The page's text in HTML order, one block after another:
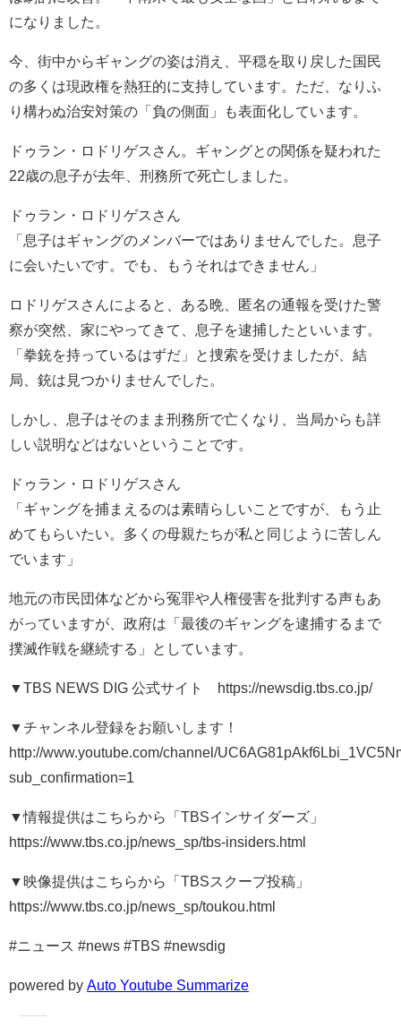
になりました。
今、街中からギャングの姿は消え、平穏を取り戻した国民
の多くは現政権を熱狂的に支持しています。ただ、なりふ
り構わぬ治安対策の「負の側面」も表面化しています。
ドゥラン・ロドリゲスさん。ギャングとの関係を疑われた
22歳の息子が去年、刑務所で死亡しました。
ドゥラン・ロドリゲスさん
「息子はギャングのメンバーではありませんでした。息子
に会いたいです。でも、もうそれはできません」
ロドリゲスさんによると、ある晩、匿名の通報を受けた警
察が突然、家にやってきて、息子を逮捕したといいます。
「拳銃を持っているはずだ」と捜索を受けましたが、結
局、銃は見つかりませんでした。
しかし、息子はそのまま刑務所で亡くなり、当局からも詳
しい説明などはないということです。
ドゥラン・ロドリゲスさん
「ギャングを捕まえるのは素晴らしいことですが、もう止
めてもらいたい。多くの母親たちが私と同じように苦しん
でいます」
地元の市民団体などから冤罪や人権侵害を批判する声もあ
がっていますが、政府は「最後のギャングを逮捕するまで
撲滅作戦を継続する」としています。
▼TBS NEWS DIG 公式サイト https://newsdig.tbs.co.jp/
▼チャンネル登録をお願いします！
http://www.youtube.com/channel/
sub_confirmation=1
▼情報提供はこちらから「TBSインサイダーズ」
https://www.tbs.co.jp/news_sp/tbs-insiders.html
▼映像提供はこちらから「TBSスクープ投稿」
https://www.tbs.co.jp/news_sp/toukou.html
#ニュース #news #TBS #newsdig
powered by Auto Youtube Summarize